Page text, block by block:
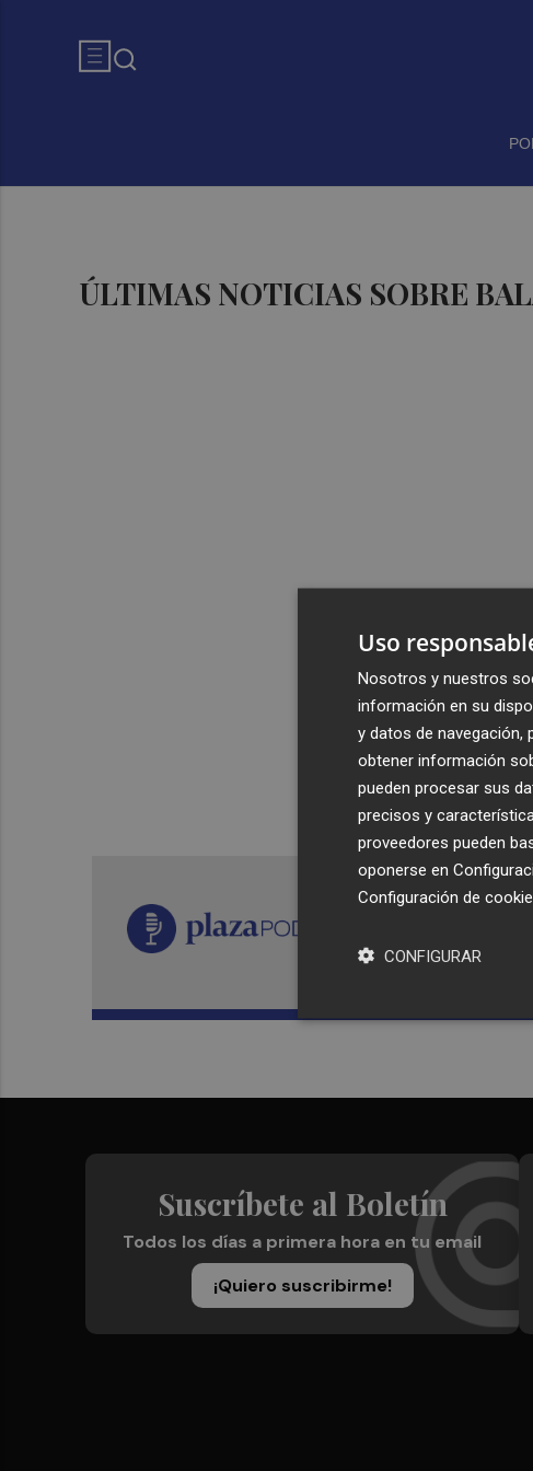
ÚLTIMAS NOTICIAS SOBRE
Suscríbete al Boletín
Todos los días a primera hora en tu email
¡Quiero suscribirme!
Uso
Nosotros y nuestros
información en su
y datos de navegación,
obtener información
pueden procesar sus
precisos y
proveedores pueden
oponerse en
Configuración de
CONFIGURAR